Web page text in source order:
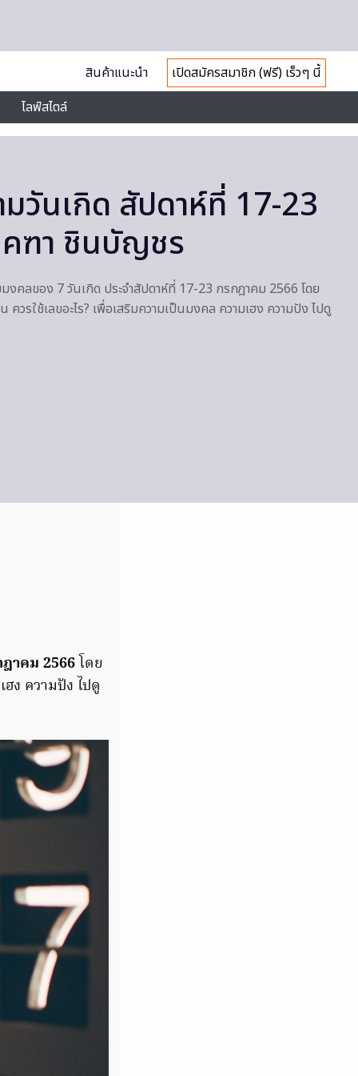
สินค้าแนะนำ
เปิดสมัครสมาชิก (ฟรี) เร็วๆ นี้
ไลฟ์สไตล์
วันเกิด สัปดาห์ที่ 17-23
ฑา ชินบัญชร
งคลของ 7 วันเกิด ประจำสัปดาห์ที่ 17-23 กรกฎาคม 2566 โดย
วรใช้เลขอะไร? เพื่อเสริมความเป็นมงคล ความเฮง ความปัง ไปดู
าคม 2566 โดย
ง ความปัง ไปดู